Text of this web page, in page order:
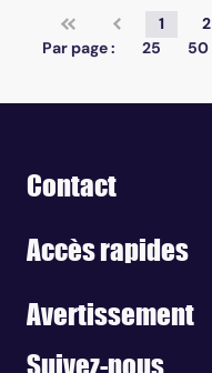
1 2
Par page :
25 50
Contact
Accès rapides
Avertissement
Suivez-nous